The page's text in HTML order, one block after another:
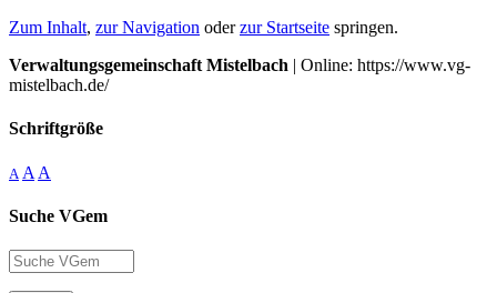
Zum Inhalt, zur Navigation oderzur Startseite springen.
Verwaltungsgemeinschaft Mistelbach | Online: https://www.vg-
mistelbach.de/
Schriftgröße
A A A
Suche VGem